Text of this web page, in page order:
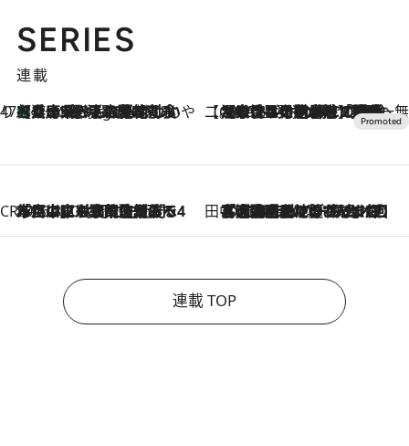
SERIES
連載
47都道府県の手みやげ ひんやりスイーツで夏を満喫
4 Hours Ago
【兵庫県】この夏絶対食べたい 冷やしておいしいおやつ3選 淡路島の恵みをジェラートに集約 【CREA×星野リゾート】唯一無二。癒しと発見が待つ場所へ
2026.8.7
【トンボの足水浴】ヒノキの香りに包まれて涼感マックス！約13℃の湧水かけ流しを避暑地「星野温泉 トンボの湯」で体験
CREA'S CHOICE
2026.8.7
「立川にも歌舞伎があるんだよ」 片岡仁左衛門・市川中車ら豪華座組みで4年目の立川立飛歌舞伎へ 田中稲の勝手に再ブーム
2026.8.7
「湘南乃風に憧れて」観客大盛上がりの“タオル回し”に、ラッパー顔負けの高速歌唱まで…さだまさし（74）のアグレッシブすぎる現在地
連載 TOP